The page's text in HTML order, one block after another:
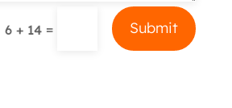
6 + 14 = Submit